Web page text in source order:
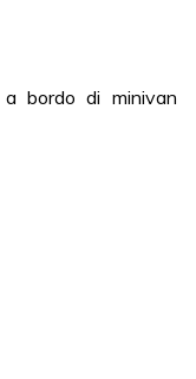
esclusiva e
Per maggiori
bordo di minivan